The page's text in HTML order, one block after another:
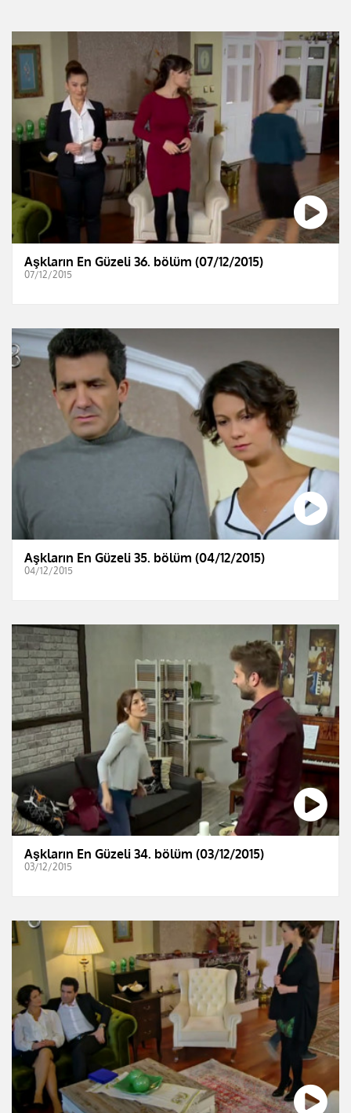
Aşkların En Güzeli 36. bölüm (07/12/2015)
07/12/2015
Aşkların En Güzeli 35. bölüm (04/12/2015)
04/12/2015
Aşkların En Güzeli 34. bölüm (03/12/2015)
03/12/2015